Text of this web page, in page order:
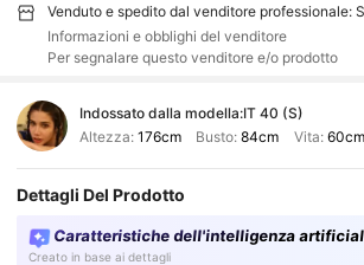
Venduto e spedito dal venditore professionale:
Informazioni e obblighi del venditore
Per segnalare questo venditore e/o prodotto
Indossato dalla modella:IT 40 (S)
Altezza: 176cm Busto:84cm Vita: 60cm
Dettagli Del Prodotto
Caratteristiche dell'intelligenza
Creato in base ai dettagli